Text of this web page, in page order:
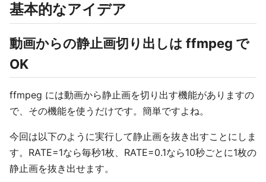
基本的なアイデア
動画からの静止画切り出しは ffmpeg で
OK
ffmpeg には動画から静止画を切り出す機能がありますの
で、その機能を使うだけです。簡単ですよね。
今回は以下のように実行して静止画を抜き出すことにしま
す。RATE=1なら毎秒1枚、RATE=0.1なら10秒ごとに1枚の
静止画を抜き出せます。